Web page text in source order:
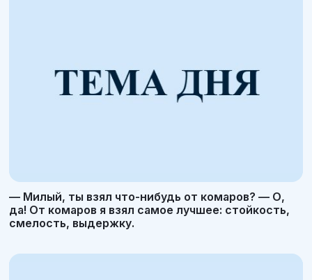
— Милый, ты взял что-нибудь от комаров? — О,
да! От комаров я взял самое лучшее: стойкость,
смелость, выдержку.